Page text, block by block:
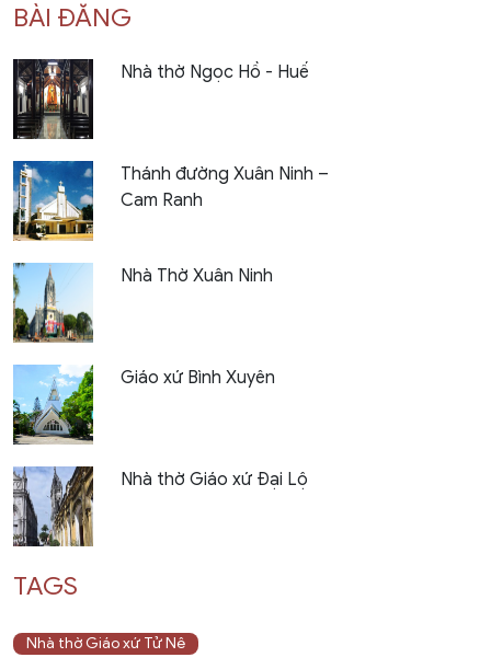
BÀI ĐĂNG
Nhà thờ Ngọc Hồ - Huế
Thánh đường Xuân Ninh –
Cam Ranh
Nhà Thờ Xuân Ninh
Giáo xứ Bình Xuyên
Nhà thờ Giáo xứ Đại Lộ
TAGS
Nhà thờ Giáo xứ Tử Nê